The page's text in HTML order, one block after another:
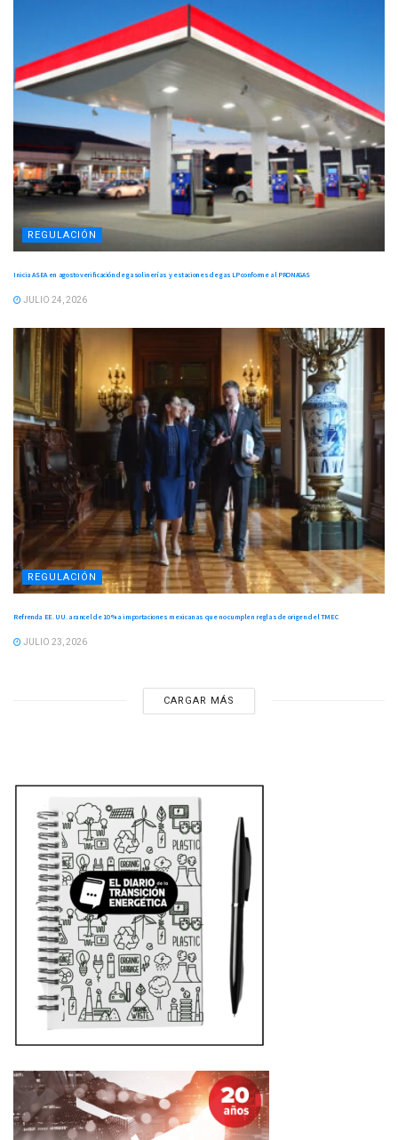
REGULACIÓN
Inicia ASEA en agosto verificación de gasolinerías y estaciones de gas LP conforme al PRONAGAS
JULIO 24, 2026
REGULACIÓN
Refrenda EE. UU. arancel de 10 % a importaciones mexicanas que no cumplen reglas de origen del TMEC
JULIO 23, 2026
CARGAR MÁS